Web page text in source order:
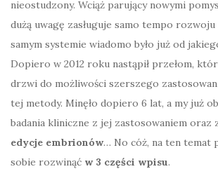
nieostudzony. Wciąż parujący nowymi
dużą uwagę zasługuje samo tempo
samym systemie wiadomo było już od
Dopiero w 2012 roku nastąpił przełom,
drzwi do możliwości szerszego
tej metody. Minęło dopiero 6 lat, a my już
badania kliniczne z jej zastosowaniem oraz
edycje embrionów… No cóż, na ten temat
sobie rozwinąć w 3 części wpisu.